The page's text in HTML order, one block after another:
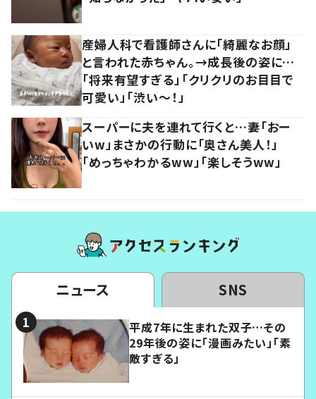
産婦人科で看護師さんに「綺麗なお顔」
と言われた赤ちゃん。→成長後の姿に…
「将来有望すぎる」「クリクリのお目目で
可愛い」「渋い～！」
スーパーに夫を連れて行くと…妻「おー
いw」まさかの行動に「奥さん美人！」
「めっちゃわかるww」「楽しそうww」
ニュース SNS
平成7年に生まれた双子…その
29年後の姿に「漫画みたい」「素
敵すぎる」